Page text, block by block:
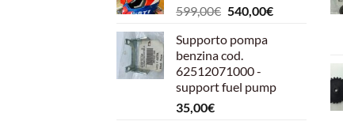
599,00€ Il
originale
era:
599,00€.
540,00€Il
Supporto pompa
benzina cod.
62512071000 -
support fuel pump
35,00€